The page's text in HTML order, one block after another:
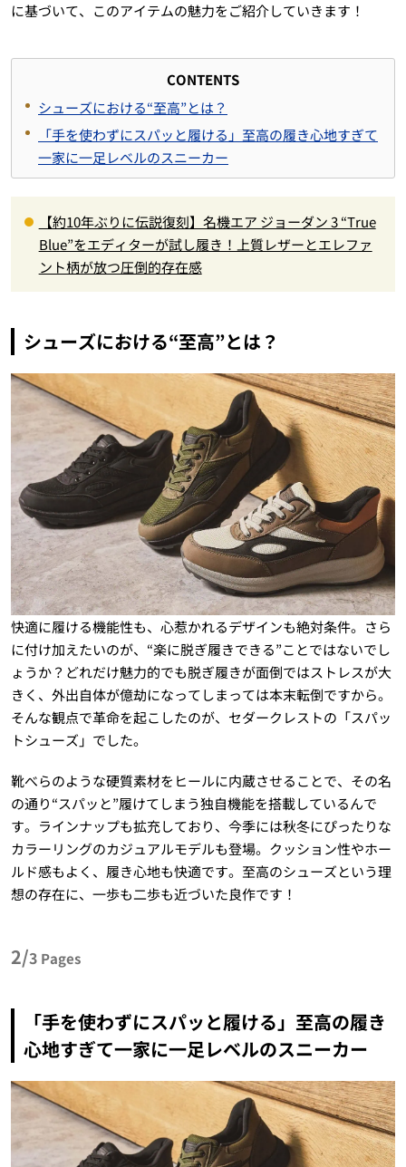
に基づいて、このアイテムの魅力をご紹介していきます！
CONTENTS
シューズにおける“至高”とは？
「手を使わずにスパッと履ける」至高の履き心地すぎて
一家に一足レベルのスニーカー
【約10年ぶりに伝説復刻】名機エア ジョーダン 3 “True
Blue”をエディターが試し履き！上質レザーとエレファ
ント柄が放つ圧倒的存在感
シューズにおける“至高”とは？
快適に履ける機能性も、心惹かれるデザインも絶対条件。さら
に付け加えたいのが、“楽に脱ぎ履きできる”ことではないでし
ょうか？どれだけ魅力的でも脱ぎ履きが面倒ではストレスが大
きく、外出自体が億劫になってしまっては本末転倒ですから。
そんな観点で革命を起こしたのが、セダークレストの「スパッ
トシューズ」でした。
靴べらのような硬質素材をヒールに内蔵させることで、その名
の通り“スパッと”履けてしまう独自機能を搭載しているんで
す。ラインナップも拡充しており、今季には秋冬にぴったりな
カラーリングのカジュアルモデルも登場。クッション性やホー
ルド感もよく、履き心地も快適です。至高のシューズという理
想の存在に、一歩も二歩も近づいた良作です！
2/3 Pages
「手を使わずにスパッと履ける」至高の履き
心地すぎて一家に一足レベルのスニーカー